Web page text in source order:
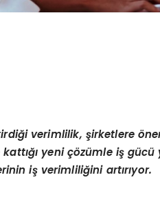
verimlilik, şirketlere
kattığı yeni çözümle iş
iş verimliliğini artırıyor.